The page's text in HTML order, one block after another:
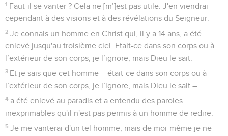
1 Faut-il se vanter ? Cela ne [m’]est pas utile. J'en viendrai
cependant à des visions et à des révélations du Seigneur.
2 Je connais un homme en Christ qui, il y a 14 ans, a été
enlevé jusqu'au troisième ciel. Etait-ce dans son corps ou à
l’extérieur de son corps, je l’ignore, mais Dieu le sait.
3 Et je sais que cet homme – était-ce dans son corps ou à
l’extérieur de son corps, je l’ignore, mais Dieu le sait –
4 a été enlevé au paradis et a entendu des paroles
inexprimables qu'il n'est pas permis à un homme de redire.
5 Je me vanterai d'un tel homme, mais de moi-même je ne